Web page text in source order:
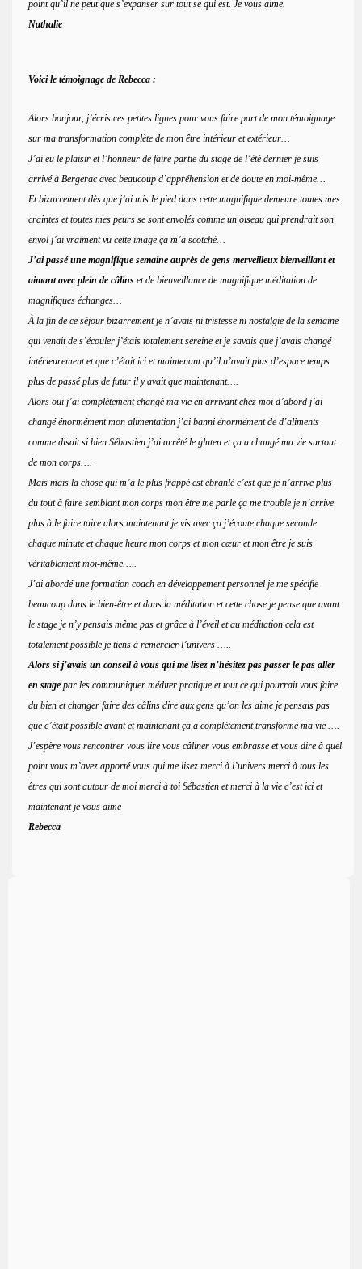
point qu’il ne peut que s’expanser sur tout se qui est. Je vous aime.
Nathalie
Voici le témoignage de Rebecca :
Alors bonjour, j’écris ces petites lignes pour vous faire part de mon témoignage.
sur ma transformation complète de mon être intérieur et extérieur…
J’ai eu le plaisir et l’honneur de faire partie du stage de l’été dernier je suis
arrivé à Bergerac avec beaucoup d’appréhension et de doute en moi-même…
Et bizarrement dès que j’ai mis le pied dans cette magnifique demeure toutes mes
craintes et toutes mes peurs se sont envolés comme un oiseau qui prendrait son
envol j’ai vraiment vu cette image ça m’a scotché…
J’ai passé une magnifique semaine auprès de gens merveilleux bienveillant et
aimant avec plein de câlins et de bienveillance de magnifique méditation de
magnifiques échanges…
À la fin de ce séjour bizarrement je n’avais ni tristesse ni nostalgie de la semaine
qui venait de s’écouler j’étais totalement sereine et je savais que j’avais changé
intérieurement et que c’était ici et maintenant qu’il n’avait plus d’espace temps
plus de passé plus de futur il y avait que maintenant….
Alors oui j’ai complètement changé ma vie en arrivant chez moi d’abord j’ai
changé énormément mon alimentation j’ai banni énormément de d’aliments
comme disait si bien Sébastien j’ai arrêté le gluten et ça a changé ma vie surtout
de mon corps….
Mais mais la chose qui m’a le plus frappé est ébranlé c’est que je n’arrive plus
du tout à faire semblant mon corps mon être me parle ça me trouble je n’arrive
plus à le faire taire alors maintenant je vis avec ça j’écoute chaque seconde
chaque minute et chaque heure mon corps et mon cœur et mon être je suis
véritablement moi-même…..
J’ai abordé une formation coach en développement personnel je me spécifie
beaucoup dans le bien-être et dans la méditation et cette chose je pense que avant
le stage je n’y pensais même pas et grâce à l’éveil et au méditation cela est
totalement possible je tiens à remercier l’univers …..
Alors si j’avais un conseil à vous qui me lisez n’hésitez pas passer le pas aller
en stage par les communiquer méditer pratique et tout ce qui pourrait vous faire
du bien et changer faire des câlins dire aux gens qu’on les aime je pensais pas
que c’était possible avant et maintenant ça a complètement transformé ma vie ….
J’espère vous rencontrer vous lire vous câliner vous embrasse et vous dire à quel
point vous m’avez apporté vous qui me lisez merci à l’univers merci à tous les
êtres qui sont autour de moi merci à toi Sébastien et merci à la vie c’est ici et
maintenant je vous aime
Rebecca